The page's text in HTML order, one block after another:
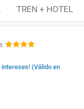
TREN + HOTEL
intereses! (Válido en